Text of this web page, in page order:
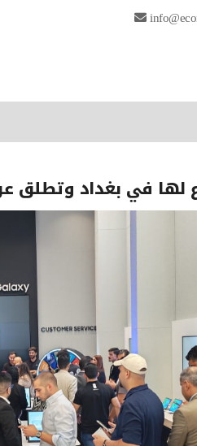
لها في بغداد وتطلق